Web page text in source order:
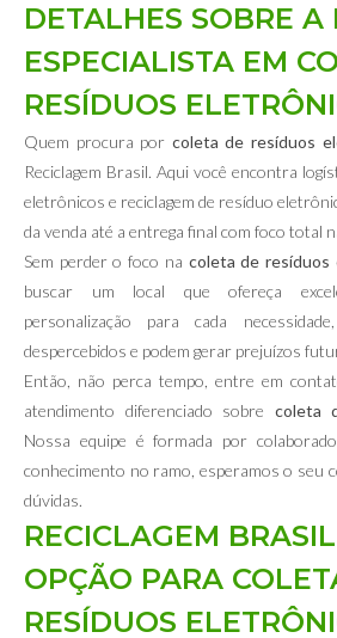
DETALHES SOBRE A
ESPECIALISTA EM
RESÍDUOS
Quem procura por coleta de resíduos
Reciclagem Brasil. Aqui você encontra
eletrônicos e reciclagem de resíduo
da venda até a entrega final com foco total
Sem perder o foco na coleta de resíduos
buscar um local que ofereça
personalização para cada
despercebidos e podem gerar prejuízos
Então, não perca tempo, entre em
atendimento diferenciado sobre coleta
Nossa equipe é formada por
conhecimento no ramo, esperamos o seu
dúvidas.
RECICLAGEM
OPÇÃO PARA
RESÍDUOS